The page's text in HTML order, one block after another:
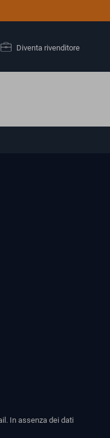
Diventa rivenditore
In assenza dei dati